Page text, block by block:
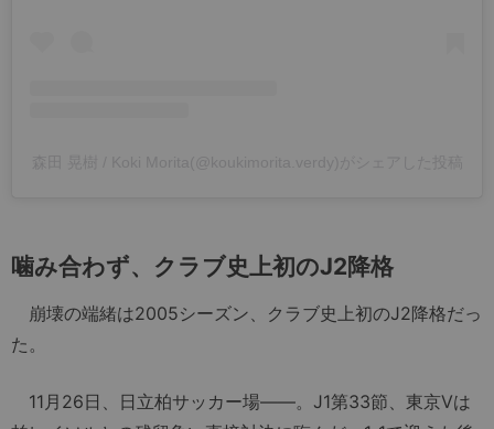
噛み合わず、クラブ史上初のJ2降格
崩壊の端緒は2005シーズン、クラブ史上初のJ2降格だっ
た。
11月26日、日立柏サッカー場――。J1第33節、東京Vは